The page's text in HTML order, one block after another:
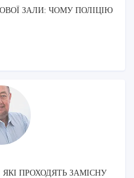
ЗАЛИ: ЧОМУ ПОЛІЦІЮ
ЯКІ ПРОХОДЯТЬ ЗАМІСНУ